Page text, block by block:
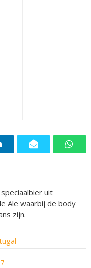
uit
Ale waarbij de body
zijn.